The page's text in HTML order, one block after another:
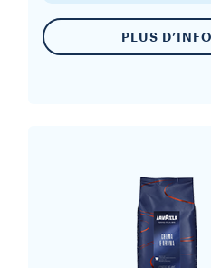
PLUS D’INFO